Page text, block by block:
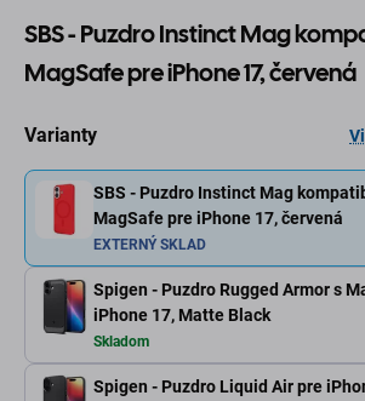
SBS - Puzdro Instinct Mag
MagSafe pre iPhone 17, červená
Varianty
Spigen - Puzdro Rugged Armor s
iPhone 17, Matte Black
Skladom
Spigen - Puzdro Liquid Air pre
SBS - Puzdro Instinct Mag
MagSafe pre iPhone 17, červená
EXTERNÝ SKLAD